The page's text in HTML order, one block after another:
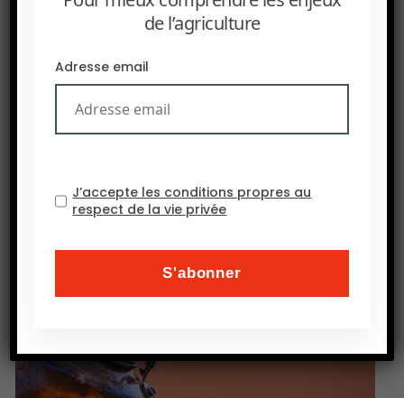
Œuvrer à une meilleure rentabilité de leurs
femmes, les communautés agricoles et les
exploitants issus de minorités ;
Aboutir à une production de matières
La marque est déjà très avancée dans son
objectif, 87% de ses productions directes sont
Source : ADN Business
de l’agriculture
Adresse email
J’accepte les conditions propres au
respect de la vie privée